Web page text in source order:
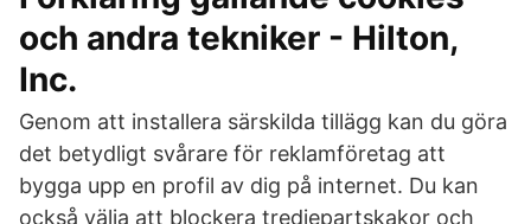
och andra tekniker - Hilton,
Inc.
Genom att installera särskilda tillägg kan du göra
det betydligt svårare för reklamföretag att
bygga upp en profil av dig på internet. Du kan
också välja att blockera tredjepartskakor och